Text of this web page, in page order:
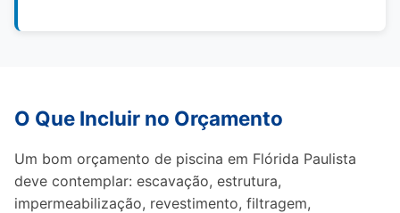
O Que Incluir no Orçamento
Um bom orçamento de piscina em Flórida Paulista
deve contemplar: escavação, estrutura,
impermeabilização, revestimento, filtragem,